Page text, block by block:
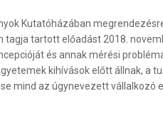
Kutatóházában
tagja tartott előadást 2018.
és annak mérési
kihívások előtt állnak, a
mind az úgynevezett vállalkozó